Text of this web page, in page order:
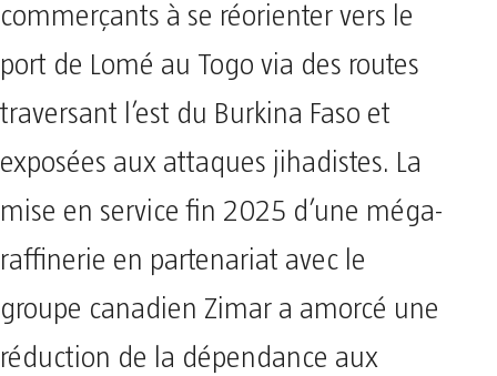
commerçants à se réorienter vers le
port de Lomé au Togo via des routes
traversant l’est du Burkina Faso et
exposées aux attaques jihadistes. La
mise en service fin 2025 d’une méga-
raffinerie en partenariat avec le
groupe canadien Zimar a amorcé une
réduction de la dépendance aux